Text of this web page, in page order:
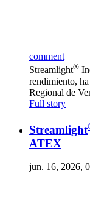
comment
Streamlight®
rendimiento,
Regional de
Full story
Streamlight
ATEX
jun. 16, 2026,